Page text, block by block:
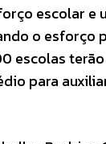
escolar e
o
escolas
para